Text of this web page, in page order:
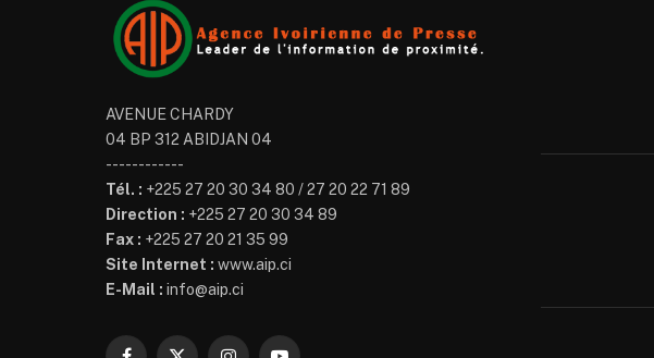
AVENUE CHARDY
04 BP 312 ABIDJAN 04
------------
Tél. : +225 27 20 30 34 80 / 27 20 22 71 89
Direction : +225 27 20 30 34 89
Fax : +225 27 20 21 35 99
Site Internet : www.aip.ci
E-Mail : info@aip.ci